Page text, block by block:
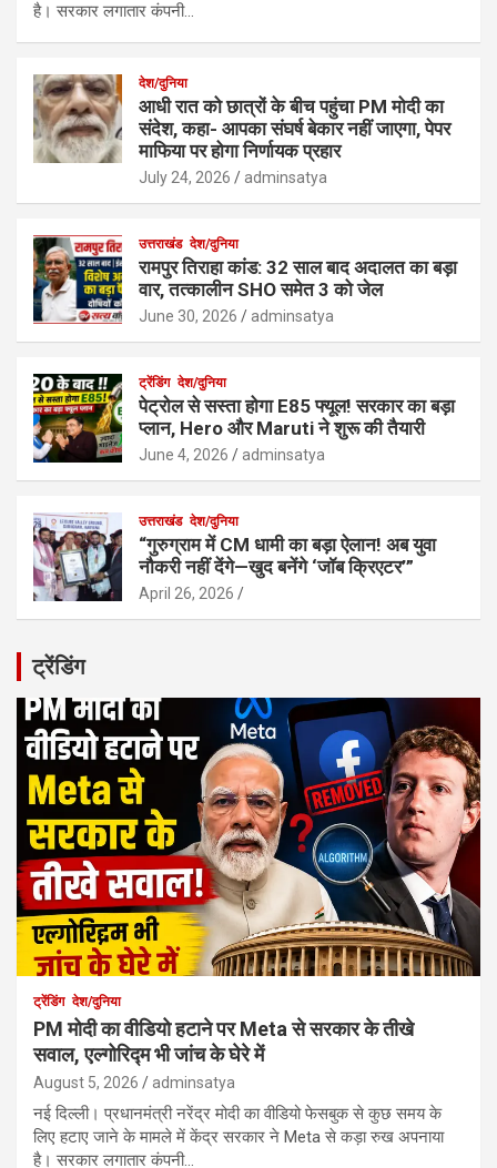
है। सरकार लगातार कंपनी…
देश/दुनिया
आधी रात को छात्रों के बीच पहुंचा PM मोदी का
संदेश, कहा- आपका संघर्ष बेकार नहीं जाएगा, पेपर
माफिया पर होगा निर्णायक प्रहार
July 24, 2026 adminsatya
उत्तराखंड देश/दुनिया
रामपुर तिराहा कांड: 32 साल बाद अदालत का बड़ा
वार, तत्कालीन SHO समेत 3 को जेल
June 30, 2026 adminsatya
ट्रेंडिंग देश/दुनिया
पेट्रोल से सस्ता होगा E85 फ्यूल! सरकार का बड़ा
प्लान, Hero और Maruti ने शुरू की तैयारी
June 4, 2026 adminsatya
उत्तराखंड देश/दुनिया
“गुरुग्राम में CM धामी का बड़ा ऐलान! अब युवा
नौकरी नहीं देंगे—खुद बनेंगे ‘जॉब क्रिएटर’”
April 26, 2026
ट्रेंडिंग
ट्रेंडिंग देश/दुनिया
PM मोदी का वीडियो हटाने पर Meta से सरकार के तीखे
सवाल, एल्गोरिद्म भी जांच के घेरे में
August 5, 2026 adminsatya
नई दिल्ली। प्रधानमंत्री नरेंद्र मोदी का वीडियो फेसबुक से कुछ समय के
लिए हटाए जाने के मामले में केंद्र सरकार ने Meta से कड़ा रुख अपनाया
है। सरकार लगातार कंपनी…